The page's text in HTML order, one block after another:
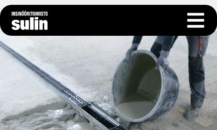
Siirry sisältöön
Avaa